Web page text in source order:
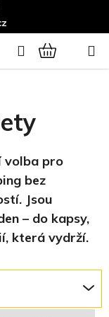
Hledat
NÁKUPNÍ
volba pro
bez
Jsou
– do kapsy,
která vydrží.